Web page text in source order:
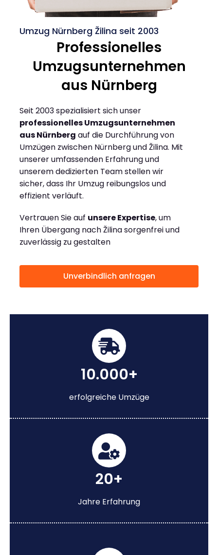
Umzug Nürnberg Žilina seit 2003
Professionelles
Umzugsunternehmen
aus Nürnberg
Seit 2003 spezialisiert sich unser
professionelles Umzugsunternehmen
aus Nürnberg auf die Durchführung von
Umzügen zwischen Nürnberg und Žilina. Mit
unserer umfassenden Erfahrung und
unserem dedizierten Team stellen wir
sicher, dass Ihr Umzug reibungslos und
effizient verläuft.
Vertrauen Sie auf unsere Expertise, um
Ihren Übergang nach Žilina sorgenfrei und
zuverlässig zu gestalten
Unverbindlich anfragen
10.000+
erfolgreiche Umzüge
20+
Jahre Erfahrung